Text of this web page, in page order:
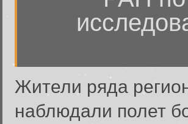
Жители ряда
наблюдали полет